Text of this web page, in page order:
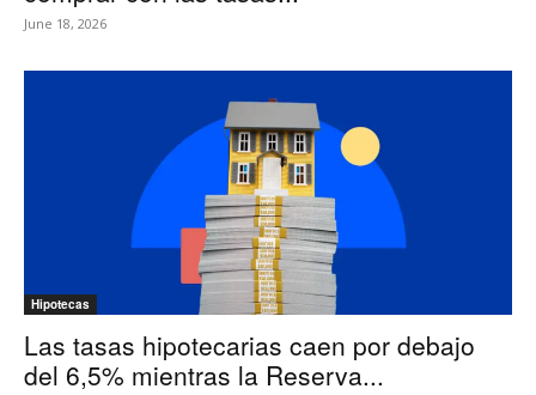
June 18, 2026
Hipotecas
Las tasas hipotecarias caen por debajo
del 6,5% mientras la Reserva...